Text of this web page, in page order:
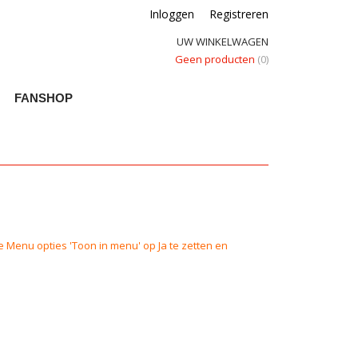
Inloggen Registreren
UW WINKELWAGEN
Geen producten (0)
FANSHOP
opties 'Toon in menu' op Ja te zetten en